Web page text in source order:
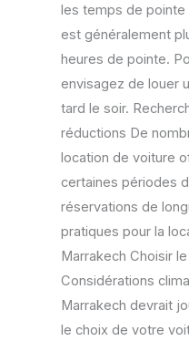
les temps de pointe
est généralement
heures de pointe.
envisagez de louer
tard le soir.
réductions De
location de voiture
certaines périodes
réservations de
pratiques pour la
Marrakech Choisir
Considérations
Marrakech devrait
le choix de votre